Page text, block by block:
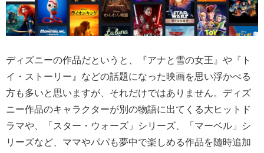
ディズニーの作品だというと、『アナと雪の女王』や『ト
イ・ストーリー』などの話題になった映画を思い浮かべる
方も多いと思いますが、それだけではありません。ディズ
ニー作品のキャラクターが別の物語に出てくる大ヒットド
ラマや、「スター・ウォーズ」シリーズ、「マーベル」シ
リーズなど、ママやパパも夢中で楽しめる作品を随時追加